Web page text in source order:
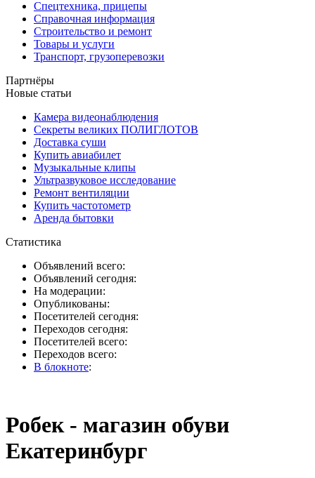
Спецтехника, прицепы
Справочная информация
Строительство и ремонт
Товары и услуги
Транспорт, грузоперевозки
Партнёры
Новые статьи
Камера видеонаблюдения
Секреты великих ПОЛИГЛОТОВ
Доставка суши
Купить авиабилет
Музыкальные клипы
Ультразвуковое исследование
Ремонт вентиляции
Купить частотометр
Аренда бытовки
Статистика
Объявлений всего:
Объявлений сегодня:
На модерации:
Опубликованы:
Посетителей сегодня:
Переходов сегодня:
Посетителей всего:
Переходов всего:
В блокноте:
Робек - магазин обуви
Екатеринбург